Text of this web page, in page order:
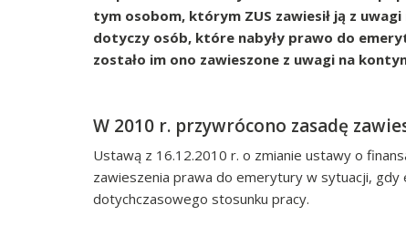
tym osobom, którym ZUS zawiesił ją z
dotyczy osób, które nabyły prawo do
zostało im ono zawieszone z uwagi na
W 2010 r. przywrócono zasadę
Ustawą z 16.12.2010 r. o zmianie ustawy o
zawieszenia prawa do emerytury w sytuacji,
dotychczasowego stosunku pracy.